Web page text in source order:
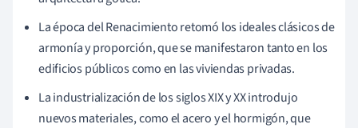
La época del Renacimiento retomó los ideales clásicos de
armonía y proporción, que se manifestaron tanto en los
edificios públicos como en las viviendas privadas.
La industrialización de los siglos XIX y XX introdujo
nuevos materiales, como el acero y el hormigón, que